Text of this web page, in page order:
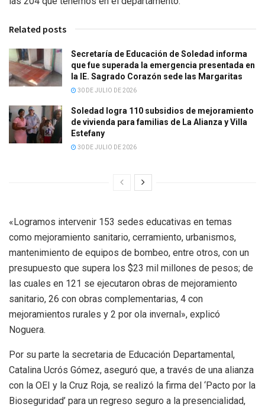
Related posts
Secretaría de Educación de Soledad informa
que fue superada la emergencia presentada en
la IE. Sagrado Corazón sede las Margaritas
30 DE JULIO DE 2026
Soledad logra 110 subsidios de mejoramiento
de vivienda para familias de La Alianza y Villa
Estefany
30 DE JULIO DE 2026
«Logramos intervenir 153 sedes educativas en temas
como mejoramiento sanitario, cerramiento, urbanismos,
mantenimiento de equipos de bombeo, entre otros, con un
presupuesto que supera los $23 mil millones de pesos; de
las cuales en 121 se ejecutaron obras de mejoramiento
sanitario, 26 con obras complementarias, 4 con
mejoramientos rurales y 2 por ola invernal», explicó
Noguera.
Por su parte la secretaria de Educación Departamental,
Catalina Ucrós Gómez, aseguró que, a través de una alianza
con la OEI y la Cruz Roja, se realizó la firma del ‘Pacto por la
Bioseguridad’ para un regreso seguro a la presencialidad,